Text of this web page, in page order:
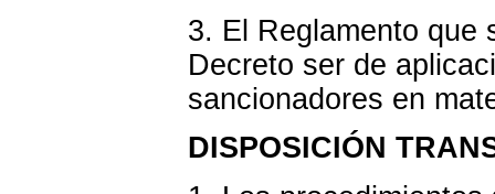
3. El Reglamento que
Decreto ser de
sancionadores en
DISPOSICIÓN